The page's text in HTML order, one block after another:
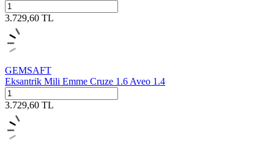
3.729,60 TL
GEMSAFT
Eksantrik Mili Emme Cruze 1.6 Aveo 1.4
3.729,60 TL